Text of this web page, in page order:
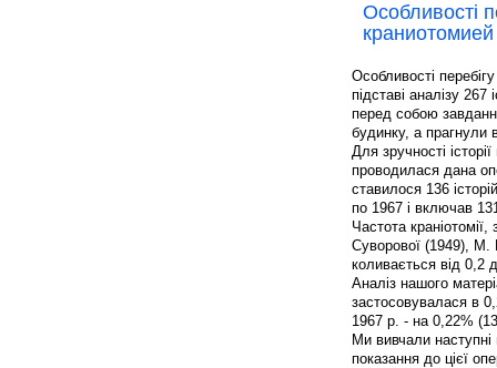
Особливості
краниотомией
Особливості
підставі аналізу 267
перед собою
будинку, а прагнули
Для зручності
проводилася дана
ставилося 136
по 1967 і включав
Частота
Суворової (1949),
коливається від 0,2
Аналіз нашого
застосовувалася в
1967 р. - на 0,22%
Ми вивчали наступні
показання до цієї